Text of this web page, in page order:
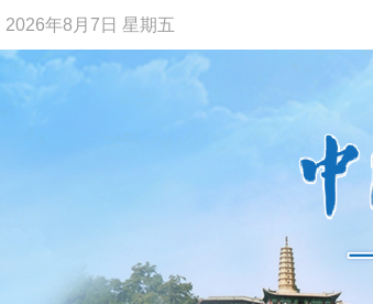
2026年8月7日 星期五